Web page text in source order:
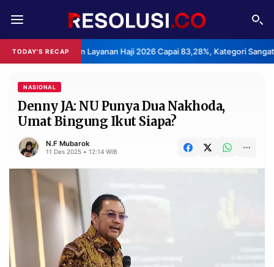
TODAY'S RECAP
Layanan Haji 2026 Capai 83,28%, Kategori Sangat Memuaskan.
REDAKSI TENTANG
RESOLUSI IKLAN
RUBRIKASI
EDITORIAL AKSARA
DAERAH
MANCA SPORT
INFORMASI
NASIONAL
Denny JA: NU Punya Dua Nakhoda,
Umat Bingung Ikut Siapa?
N.F Mubarok
11 Des 2025 • 12:14 WIB